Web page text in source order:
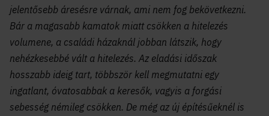
jelentősebb áresésre várnak, ami nem fog bekövetkezni.
Bár a magasabb kamatok miatt csökken a hitelezés
volumene, a családi házaknál jobban látszik, hogy
nehézkesebbé vált a hitelezés. Az eladási időszak
hosszabb ideig tart, többször kell megmutatni egy
ingatlant, óvatosabbak a keresők, vagyis a forgási
sebesség némileg csökken. De még az új építésűeknél is